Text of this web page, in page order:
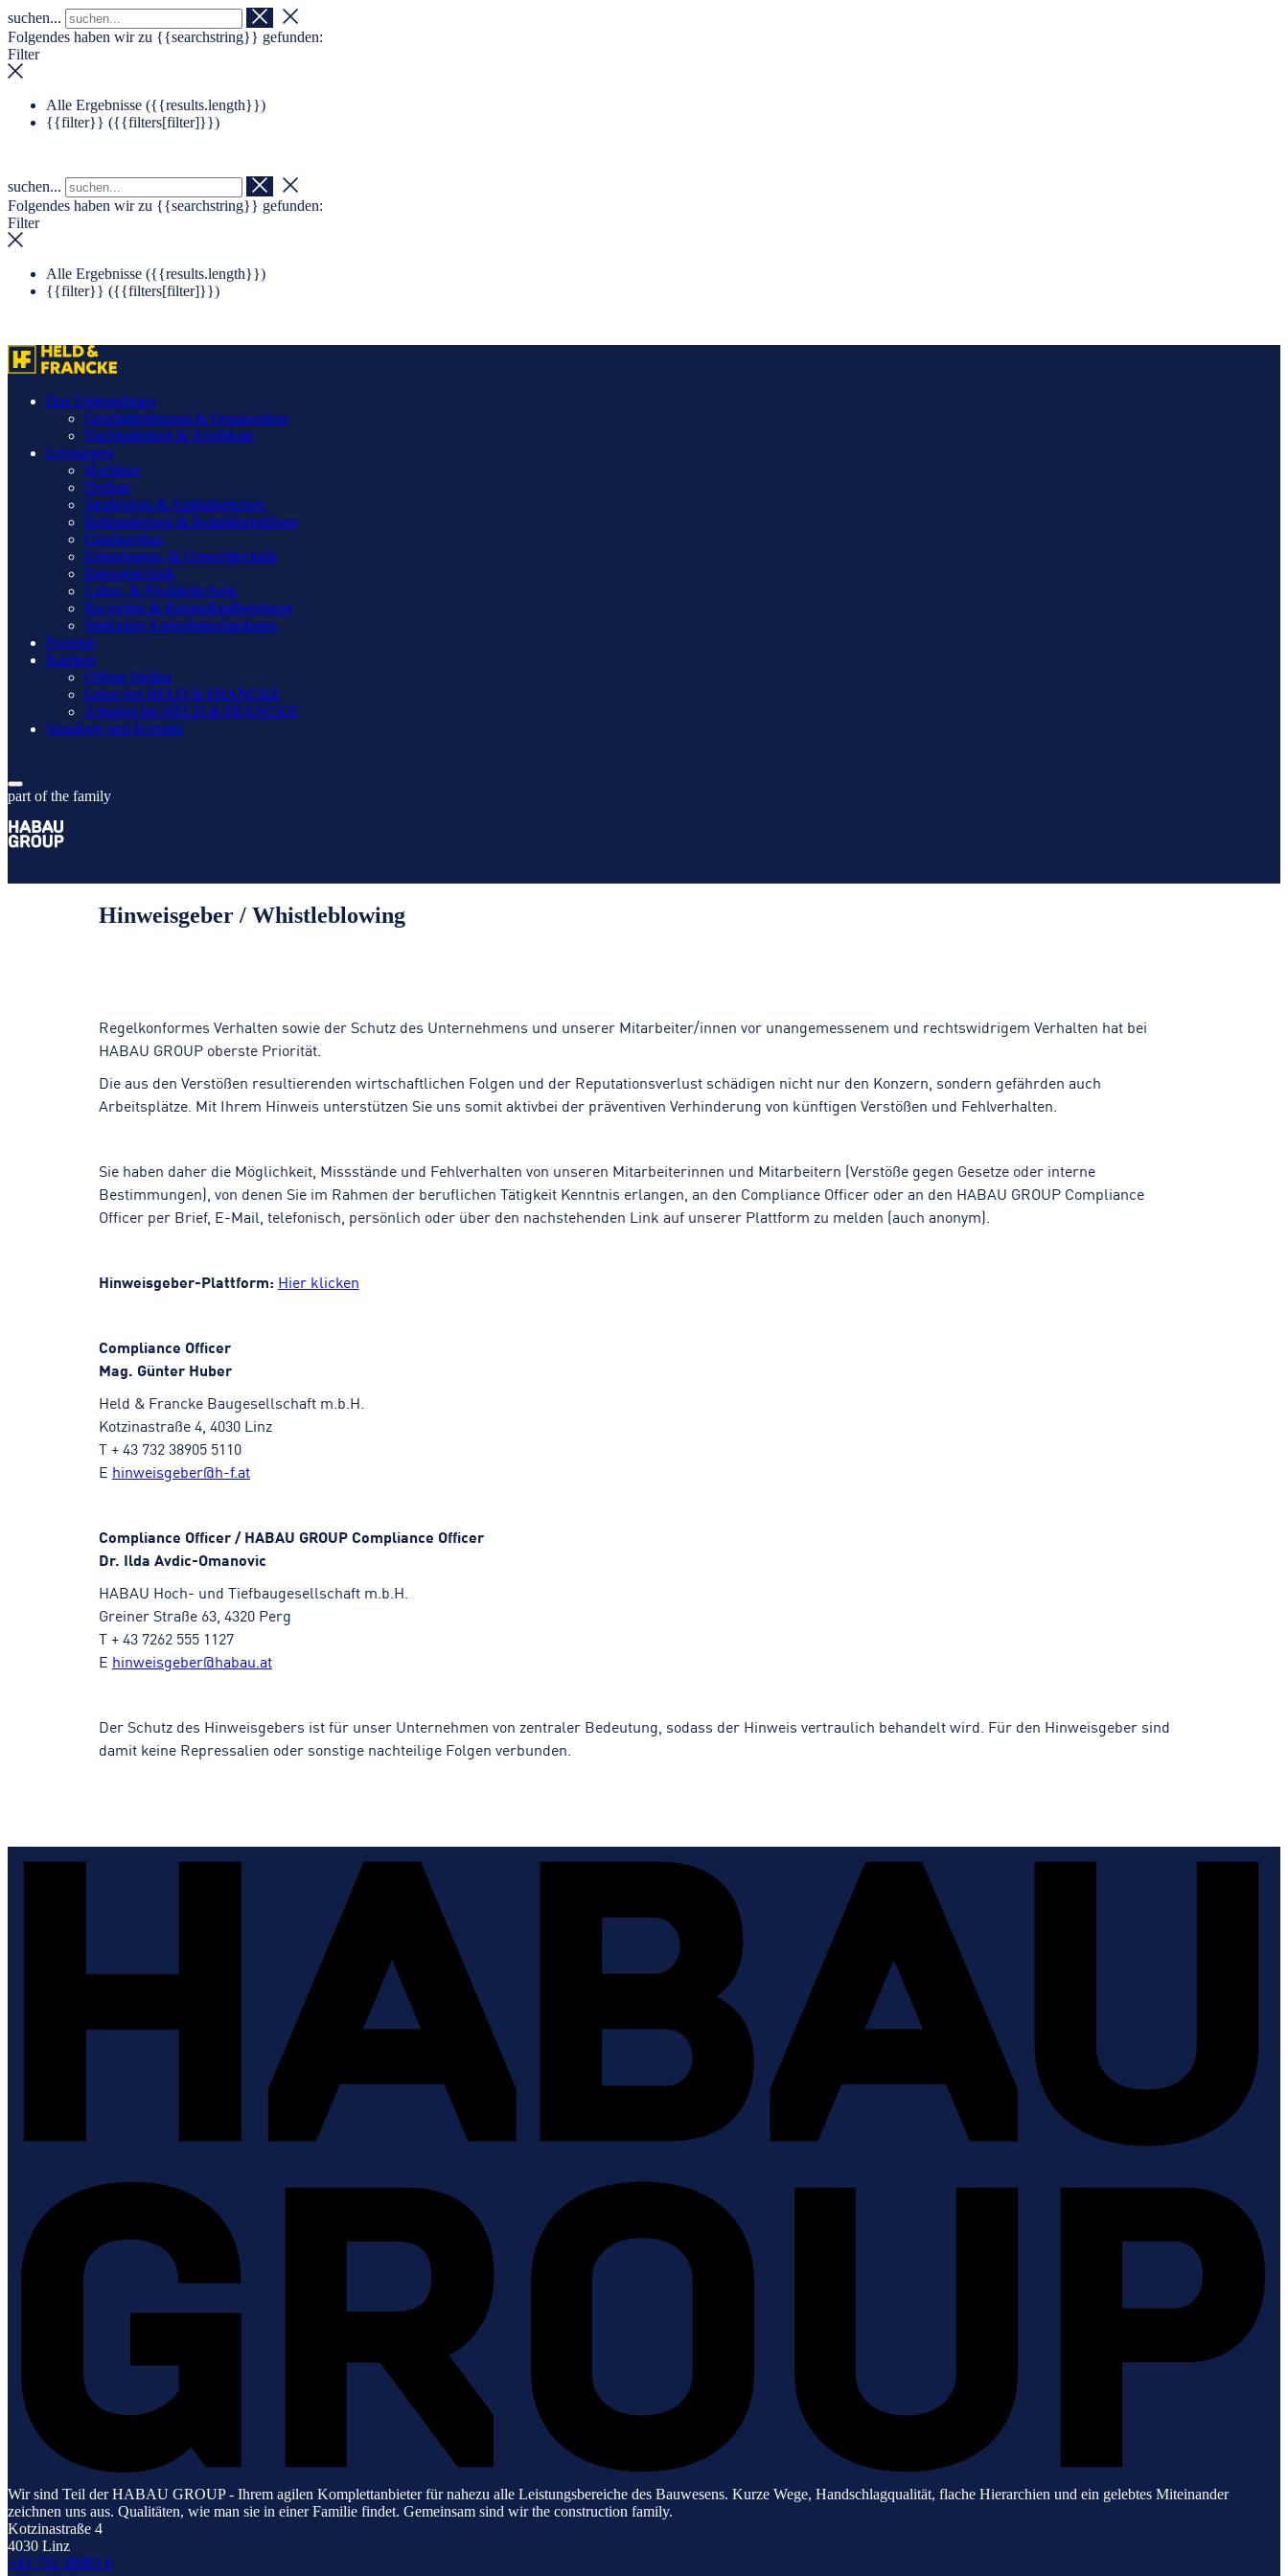
Navigation überspringen
Zum Footer springen
suchen...
Folgendes haben wir zu {{searchstring}} gefunden:
Filter
Alle Ergebnisse ({{results.length}})
{{filter}} ({{filters[filter]}})
suchen...
Folgendes haben wir zu {{searchstring}} gefunden:
Filter
Alle Ergebnisse ({{results.length}})
{{filter}} ({{filters[filter]}})
Das Unternehmen
Geschäftsführung & Organisation
Nachhaltigkeit & Zertifikate
Leistungen
Hochbau
Tiefbau
Straßenbau & Asphaltarbeiten
Rohrsanierung & Rohrüberprüfung
Glasfaserbau
Entsorgungs- & Umwelttechnik
Energietechnik
Labor- & Produkttechnik
Recycling & Baustoffaufbereitung
Stationäre Asphaltmischanlagen
Projekte
Karriere
Offene Stellen
Lehre bei HELD & FRANCKE
Arbeiten bei HELD & FRANCKE
Standorte und Kontakt
part of the family
Hinweisgeber / Whistleblowing
Regelkonformes Verhalten sowie der Schutz des Unternehmens und unserer Mitarbeiter/innen vor unangemessenem und rechtswidrigem Verhalten hat bei
HABAU GROUP oberste Priorität.
Die aus den Verstößen resultierenden wirtschaftlichen Folgen und der Reputationsverlust schädigen nicht nur den Konzern, sondern gefährden auch
Arbeitsplätze. Mit Ihrem Hinweis unterstützen Sie uns somit aktivbei der präventiven Verhinderung von künftigen Verstößen und Fehlverhalten.
Sie haben daher die Möglichkeit, Missstände und Fehlverhalten von unseren Mitarbeiterinnen und Mitarbeitern (Verstöße gegen Gesetze oder interne
Bestimmungen), von denen Sie im Rahmen der beruflichen Tätigkeit Kenntnis erlangen, an den Compliance Officer oder an den HABAU GROUP Compliance
Officer per Brief, E-Mail, telefonisch, persönlich oder über den nachstehenden Link auf unserer Plattform zu melden (auch anonym).
Hinweisgeber-Plattform: Hier klicken
Compliance Officer
Mag. Günter Huber
Held & Francke Baugesellschaft m.b.H.
Kotzinastraße 4, 4030 Linz
T + 43 732 38905 5110
E hinweisgeber@h-f.at
Compliance Officer / HABAU GROUP Compliance Officer
Dr. Ilda Avdic-Omanovic
HABAU Hoch- und Tiefbaugesellschaft m.b.H.
Greiner Straße 63, 4320 Perg
T + 43 7262 555 1127
E hinweisgeber@habau.at
Der Schutz des Hinweisgebers ist für unser Unternehmen von zentraler Bedeutung, sodass der Hinweis vertraulich behandelt wird. Für den Hinweisgeber sind
damit keine Repressalien oder sonstige nachteilige Folgen verbunden.
Wir sind Teil der HABAU GROUP - Ihrem agilen Komplettanbieter für nahezu alle Leistungsbereiche des Bauwesens. Kurze Wege, Handschlagqualität, flache Hierarchien und ein gelebtes Miteinander
zeichnen uns aus. Qualitäten, wie man sie in einer Familie findet. Gemeinsam sind wir the construction family.
Kotzinastraße 4
4030 Linz
+43 732 38905 0